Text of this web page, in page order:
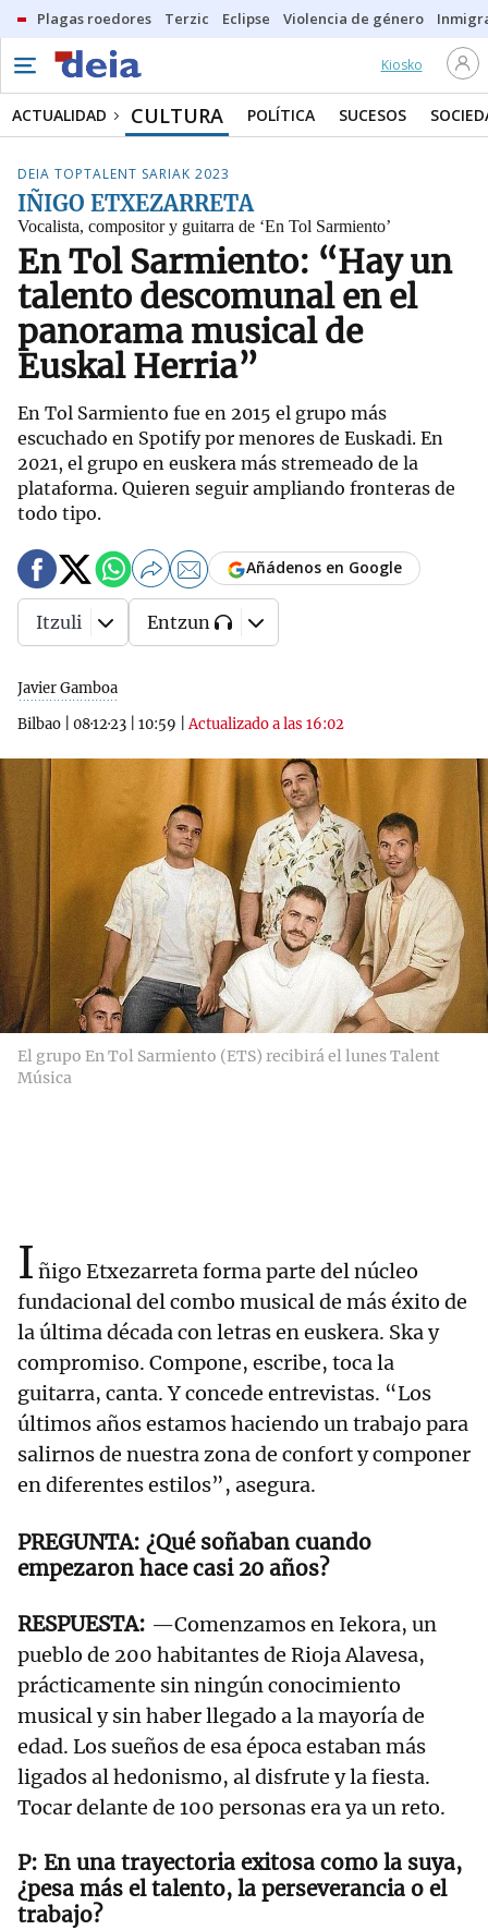
Plagas roedores Terzic Eclipse Violencia de género
Kiosko
ACTUALIDAD CULTURA POLÍTICA SUCESOS
DEIA TOPTALENT SARIAK 2023
IÑIGO ETXEZARRETA
Vocalista, compositor y guitarra de ‘En Tol Sarmiento’
En Tol Sarmiento: “Hay un
talento descomunal en el
panorama musical de
Euskal Herria”
En Tol Sarmiento fue en 2015 el grupo más
escuchado en Spotify por menores de Euskadi. En
2021, el grupo en euskera más stremeado de la
plataforma. Quieren seguir ampliando fronteras de
todo tipo.
Javier Gamboa
Bilbao
08·12·23 10:59 |Actualizado a las 16:02
Añádenos en Google
Itzuli Entzun
El grupo En Tol Sarmiento (ETS) recibirá el lunes Talent
Música
I ñigo Etxezarreta forma parte del núcleo
fundacional del combo musical de más éxito de
la última década con letras en euskera. Ska y
compromiso. Compone, escribe, toca la
guitarra, canta. Y concede entrevistas. “Los
últimos años estamos haciendo un trabajo para
salirnos de nuestra zona de confort y componer
en diferentes estilos”, asegura.
¿Qué soñaban cuando
empezaron hace casi 20 años?
—Comenzamos en Iekora, un
pueblo de 200 habitantes de Rioja Alavesa,
prácticamente sin ningún conocimiento
musical y sin haber llegado a la mayoría de
edad. Los sueños de esa época estaban más
ligados al hedonismo, al disfrute y la fiesta.
Tocar delante de 100 personas era ya un reto.
En una trayectoria exitosa como la suya,
¿pesa más el talento, la perseverancia o el
trabajo?